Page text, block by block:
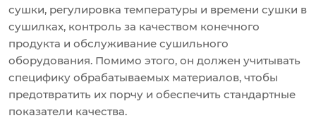
сушки, регулировка температуры и времени сушки в
сушилках, контроль за качеством конечного
продукта и обслуживание сушильного
оборудования. Помимо этого, он должен учитывать
специфику обрабатываемых материалов, чтобы
предотвратить их порчу и обеспечить стандартные
показатели качества.